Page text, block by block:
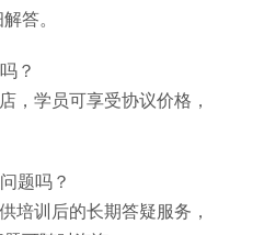
答。
？
，学员可享受协议价格，
题吗？
培训后的长期答疑服务，